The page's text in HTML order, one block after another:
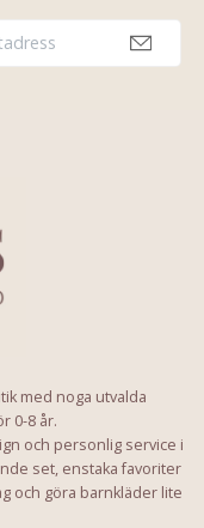
med noga utvalda
0-8 år.
och personlig service i
set, enstaka favoriter
och göra barnkläder lite